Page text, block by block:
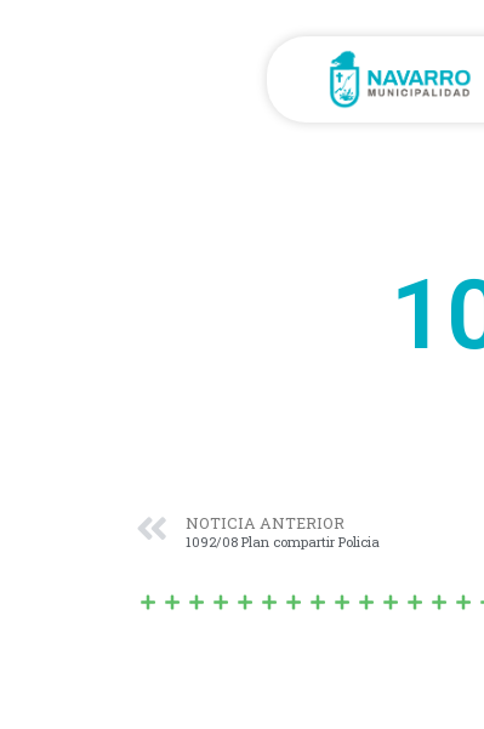
NOTICIA ANTERIOR
1092/08 Plan compartir Policia